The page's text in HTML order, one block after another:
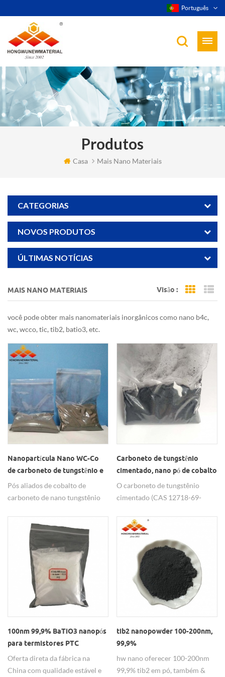
Português
Produtos
Casa Mais Nano Materiais
CATEGORIAS
NOVOS PRODUTOS
ÚLTIMAS NOTÍCIAS
MAIS NANO MATERIAIS Visão : Grid
você pode obter mais nanomateriais inorgânicos como nano b4c,
wc, wcco, tic, tib2, batio3, etc.
Nanopartícula Nano WC-Co
de carboneto de tungstênio e
cobalto usada no rolo
Pós aliados de cobalto de
carboneto de nano tungstênio
conteúdo diferente de Co
fabricado pela Hongwu Nano. O
pó Nano WC-Co é
principalmente para metal duro
para sinterização e liga de
superfície por suas excelentes
propriedades.
Carboneto de tungstênio
cimentado, nano pó de cobalto
de carboneto de tungstênio
O carboneto de tungstênio
cimentado (CAS 12718-69-
tungstênio cobalto) é um
nanomaterial altamente versátil
com propriedades excepcionais
e inúmeras aplicações. Combina
a dureza do carboneto de
tungstênio (WC) com a
tenacidade de um ligante de
cobalto (Co). Seu alto ponto de
fusão, excelente resistência ao
desgaste e resistência superior o
tornam ideal para ferramentas
de corte, equipamentos de
mineração e peças resistentes
100nm 99,9% BaTiO3 nanopós
para termistores PTC
Oferta direta da fábrica na
China com qualidade estável e
tib2 nanopowder 100-200nm,
99,9%
hw nano oferecer 100-200nm
99,9% tib2 em pó, também &